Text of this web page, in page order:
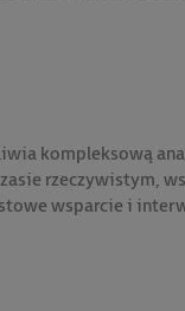
kompleksową
wsparcie i